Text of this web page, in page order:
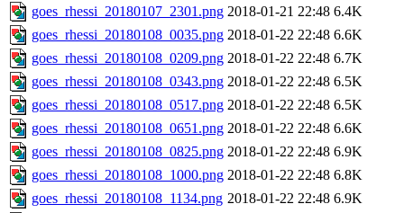
goes_rhessi_20180107_2301.png 2018-01-21 22:48 6.4K
goes_rhessi_20180108_0035.png 2018-01-22 22:48 6.6K
goes_rhessi_20180108_0209.png 2018-01-22 22:48 6.7K
goes_rhessi_20180108_0343.png 2018-01-22 22:48 6.5K
goes_rhessi_20180108_0517.png 2018-01-22 22:48 6.5K
goes_rhessi_20180108_0651.png 2018-01-22 22:48 6.6K
goes_rhessi_20180108_0825.png 2018-01-22 22:48 6.9K
goes_rhessi_20180108_1000.png 2018-01-22 22:48 6.8K
goes_rhessi_20180108_1134.png 2018-01-22 22:48 6.9K